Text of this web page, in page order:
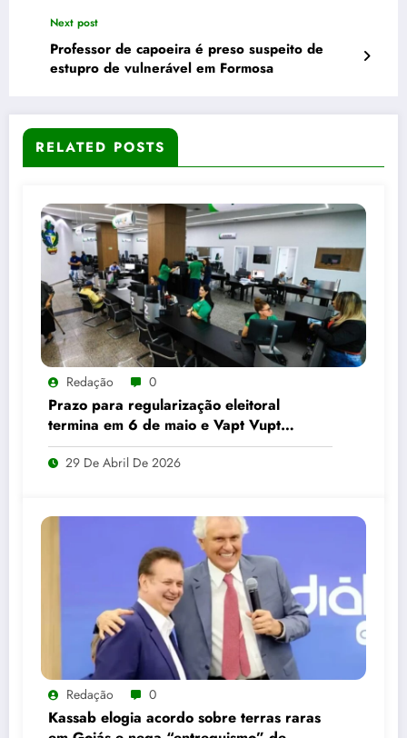
Next post
Professor de capoeira é preso suspeito de
estupro de vulnerável em Formosa
RELATED POSTS
Redação 0
Prazo para regularização eleitoral
termina em 6 de maio e Vapt Vupt
reforça alerta em Goiás
29 De Abril De 2026
Redação 0
Kassab elogia acordo sobre terras raras